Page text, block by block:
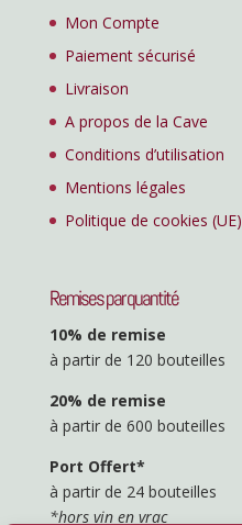
Mon Compte
Paiement sécurisé
Livraison
A propos de la Cave
Conditions d’utilisation
Mentions légales
Politique de cookies (UE)
Remises par quantité
10% de remise
à partir de 120 bouteilles
20% de remise
à partir de 600 bouteilles
Port Offert*
à partir de 24 bouteilles
*hors vin en vrac